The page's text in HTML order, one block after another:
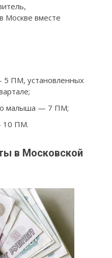
Москве вместе
5 ПМ, установленных
малыша — 7 ПМ;
10 ПМ.
в Московской